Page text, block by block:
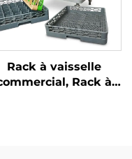
Rack à vaisselle
Rack à